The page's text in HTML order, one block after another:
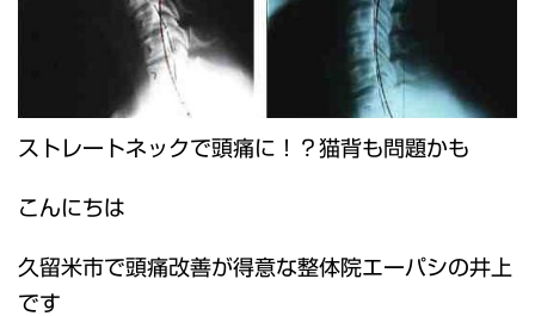
ストレートネックで頭痛に！？猫背も問題かも
こんにちは
久留米市で頭痛改善が得意な整体院エーパシの井上
です